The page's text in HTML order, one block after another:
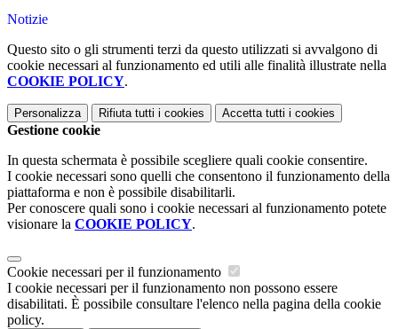
Notizie
Questo sito o gli strumenti terzi da questo utilizzati si avvalgono di
cookie necessari al funzionamento ed utili alle finalità illustrate nella
COOKIE POLICY.
Personalizza Rifiuta tutti i cookies Accetta tutti i cookies
Gestione cookie
In questa schermata è possibile scegliere quali cookie consentire.
I cookie necessari sono quelli che consentono il funzionamento della
piattaforma e non è possibile disabilitarli.
Per conoscere quali sono i cookie necessari al funzionamento potete
visionare la COOKIE POLICY.
Cookie necessari per il funzionamento
I cookie necessari per il funzionamento non possono essere
disabilitati. È possibile consultare l'elenco nella pagina della cookie
policy.